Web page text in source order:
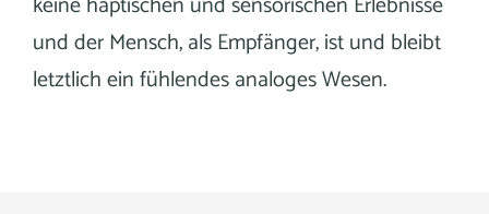
und der Mensch, als Empfänger, ist und bleibt
letztlich ein fühlendes analoges Wesen.